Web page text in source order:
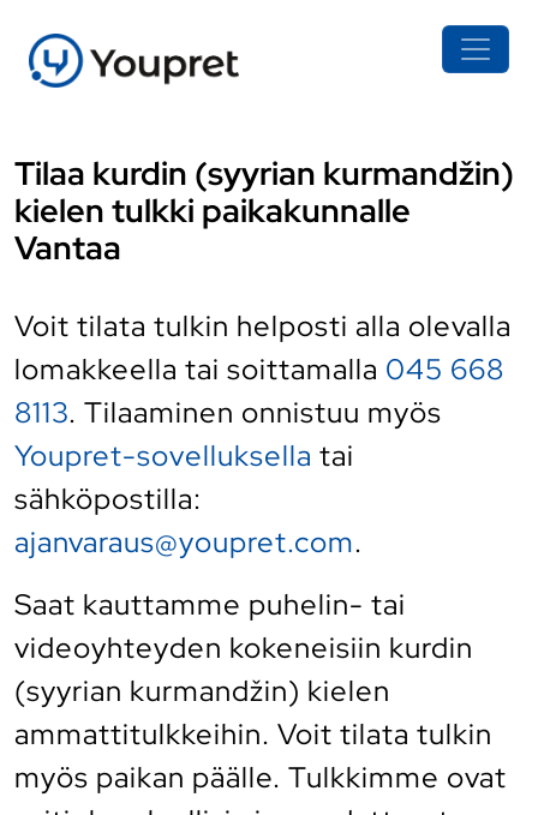
Tilaa kurdin (syyrian kurmandžin)
kielen tulkki paikakunnalle
Vantaa
Voit tilata tulkin helposti alla olevalla
lomakkeella tai soittamalla 045 668
8113. Tilaaminen onnistuu myös
Youpret-sovelluksella tai
sähköpostilla:
ajanvaraus@youpret.com.
Saat kauttamme puhelin- tai
videoyhteyden kokeneisiin kurdin
(syyrian kurmandžin) kielen
ammattitulkkeihin. Voit tilata tulkin
myös paikan päälle. Tulkkimme ovat